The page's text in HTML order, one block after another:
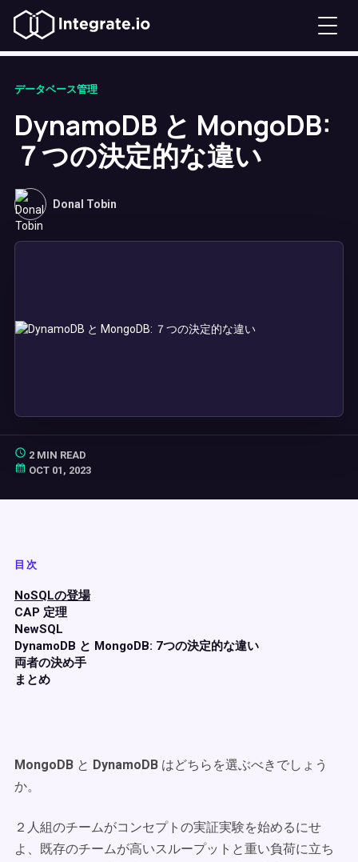
データベース管理
DynamoDB と MongoDB:
７つの決定的な違い
Donal Tobin
2 MIN READ
OCT 01, 2023
目次
NoSQLの登場
CAP 定理
NewSQL
DynamoDB と MongoDB: 7つの決定的な違い
両者の決め手
まとめ
MongoDB と DynamoDB はどちらを選ぶべきでしょう
か。
２人組のチームがコンセプトの実証実験を始めるにせ
よ、既存のチームが高いスループットと重い負荷に立ち